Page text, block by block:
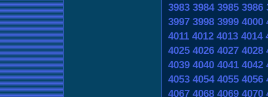
3983 3984 3985 3986
3997 3998 3999 4000
4011 4012 4013 4014
4025 4026 4027 4028
4039 4040 4041 4042
4053 4054 4055 4056
4067 4068 4069 4070